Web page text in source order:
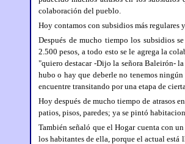
colaboración del pueblo.
Hoy contamos con subsidios más
Después de mucho tiempo los subsidios
2.500 pesos, a todo esto se le agrega la
"quiero destacar -Dijo la señora Baleirón-
hubo o hay que deberle no tenemos
encuentre transitando por una etapa de
Hoy después de mucho tiempo de atrasos
patios, pisos, paredes; ya se pintó
También señaló que el Hogar cuenta con
los habitantes de ella, porque el actual